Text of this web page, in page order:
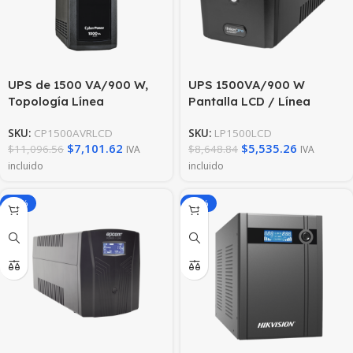
UPS de 1500 VA/900 W,
Topología Línea
Vca NEMA 5-15P, Tipo Mini
Torre, Con 12 Tomas NEMA
5-15R
SKU: CP1500AVRLCD
$11,096.56 $7,101.62 IVA
incluido
UPS 1500VA/900 W
Pantalla LCD / Línea
tomas 5-15R (4
Respaldadas) /
Regulación de Voltaje /
SKU: LP1500LCD
$8,648.84 $5,535.26 IVA
incluido
-50% -38%